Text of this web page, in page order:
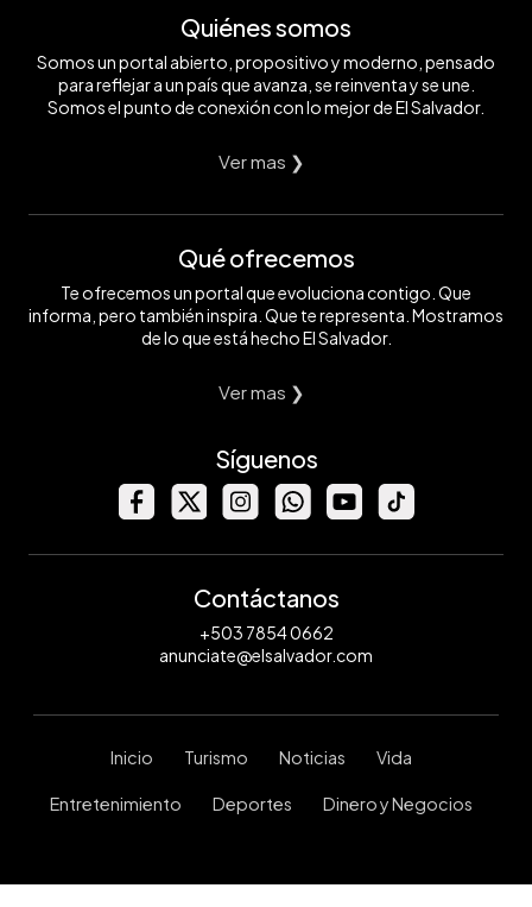
Quiénes somos
Somos un portal abierto, propositivo y moderno, pensado
para reflejar a un país que avanza, se reinventa y se une.
Somos el punto de conexión con lo mejor de El Salvador.
Ver mas ❯
Qué ofrecemos
Te ofrecemos un portal que evoluciona contigo. Que
informa, pero también inspira. Que te representa. Mostramos
de lo que está hecho El Salvador.
Ver mas ❯
Síguenos
Contáctanos
+503 7854 0662
anunciate@elsalvador.com
Inicio Turismo Noticias Vida
Entretenimiento Deportes Dinero y Negocios